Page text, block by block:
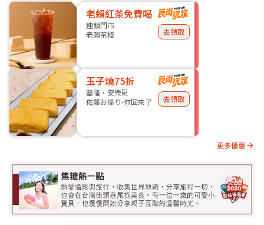
老賴紅茶免費喝
連鎖門市
老賴茶棧
去領取
玉子燒75折
基隆・安樂區
佐藤お帰り-你回來了
去領取
更多優惠